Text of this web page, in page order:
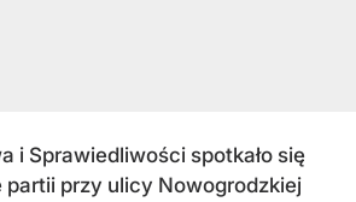
i Sprawiedliwości spotkało się
partii przy ulicy Nowogrodzkiej